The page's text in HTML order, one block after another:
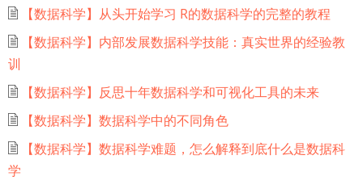
【数据科学】从头开始学习 R的数据科学的完整的教程
【数据科学】内部发展数据科学技能：真实世界的经验教
训
【数据科学】反思十年数据科学和可视化工具的未来
【数据科学】数据科学中的不同角色
【数据科学】数据科学难题，怎么解释到底什么是数据科
学